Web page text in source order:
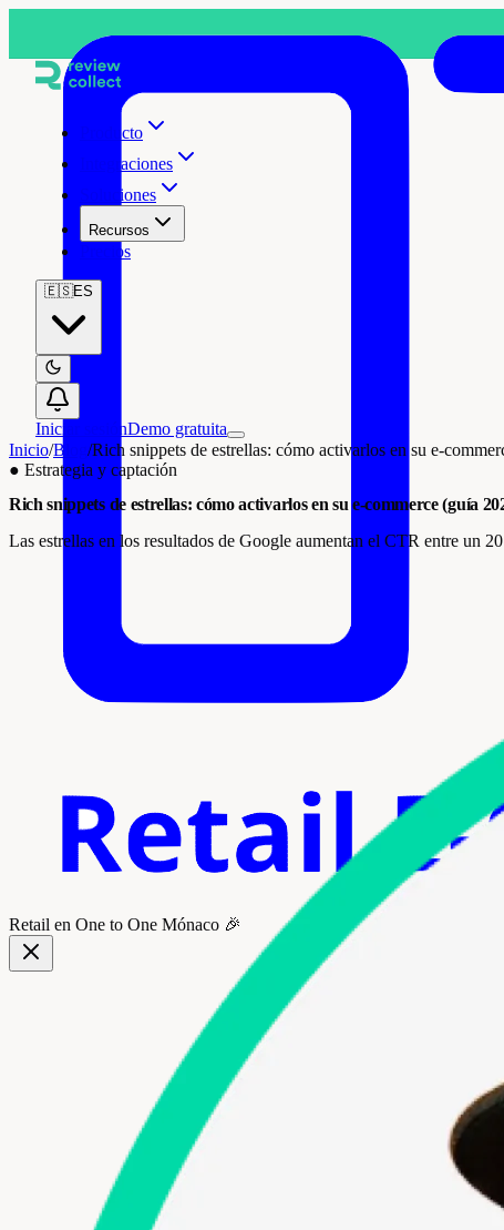
Retail en One to One Mónaco 🎉
Producto
Integraciones
Soluciones
Recursos
Precios
🇪🇸ES
Iniciar sesiónDemo gratuita
Inicio/Blog /Rich snippets de estrellas: cómo activarlos en su e-
● Estrategia y captación
Rich snippets de estrellas: cómo activarlos en su e-commerce (guía
Las estrellas en los resultados de Google aumentan el CTR entre un